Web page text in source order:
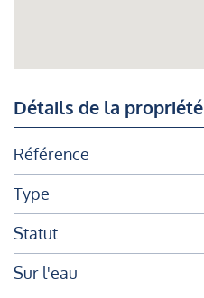
Détails de la propriété
Référence
Type
Statut
Sur l'eau